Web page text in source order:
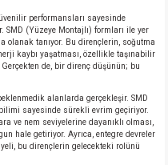
performansları sayesinde
(Yüzeye Montajlı) formları ile yer
olanak tanıyor. Bu dirençlerin, soğutma
kaybı yaşatması, özellikle taşınabilir
de, bir direnç düşünün; bu
alanlarda gerçekleşir. SMD
sayesinde sürekli evrim geçiriyor.
ve nem seviyelerine dayanıklı olması,
hale getiriyor. Ayrıca, entegre devreler
bu dirençlerin gelecekteki rolünü